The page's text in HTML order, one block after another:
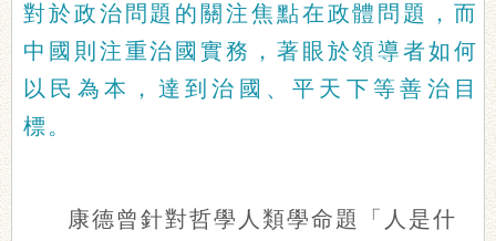
對於政治問題的關注焦點在政體問題，而
中國則注重治國實務，著眼於領導者如何
以民為本，達到治國、平天下等善治目
標。
康德曾針對哲學人類學命題「人是什